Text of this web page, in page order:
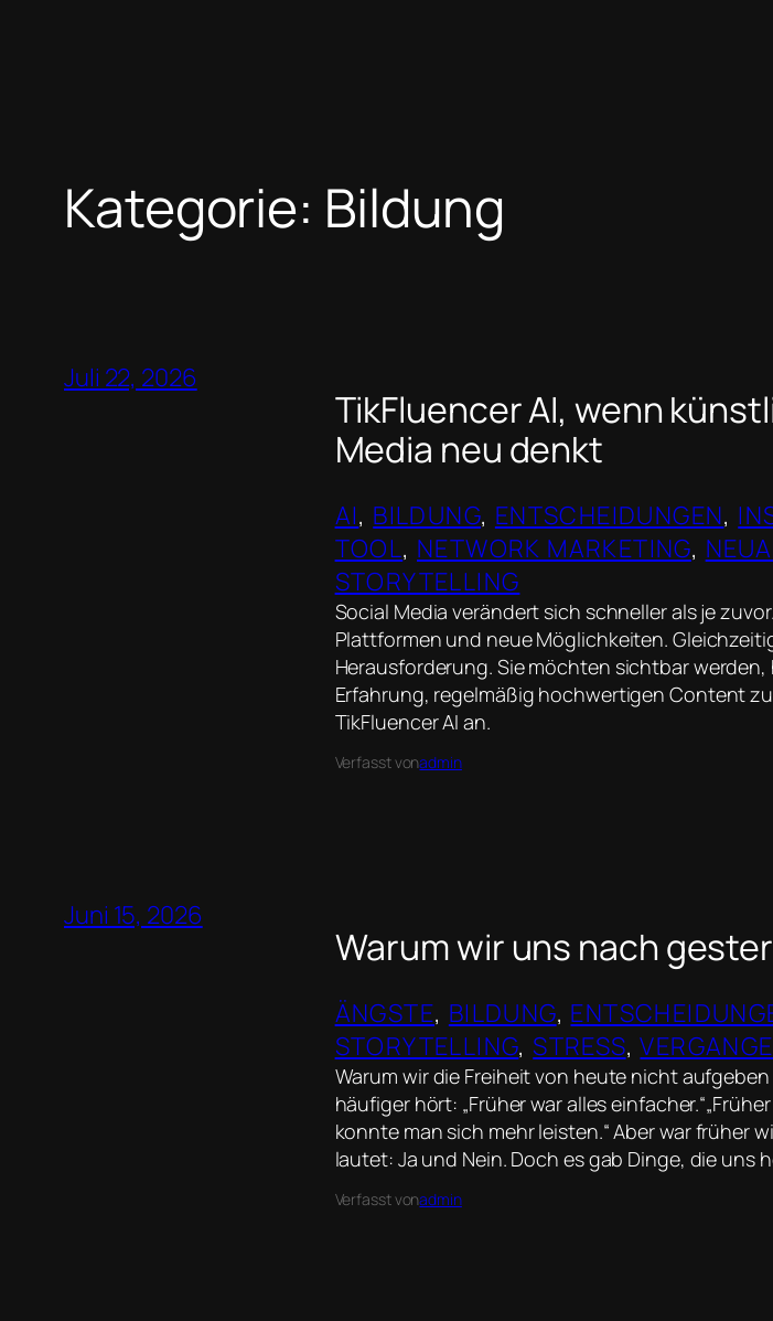
Kategorie: Bildung
Juli 22, 2026
TikFluencer AI, wenn
Media neu denkt
AI, BILDUNG, ENTSCHEIDUNGEN,
TOOL, NETWORK MARKETING,
STORYTELLING
Social Media verändert sich schneller als je
Plattformen und neue Möglichkeiten.
Herausforderung. Sie möchten sichtbar
Erfahrung, regelmäßig hochwertigen Content
TikFluencer AI an.
Verfasst vonadmin
Juni 15, 2026
Warum wir uns nach
ÄNGSTE, BILDUNG,
STORYTELLING, STRESS,
Warum wir die Freiheit von heute nicht
häufiger hört: „Früher war alles
konnte man sich mehr leisten.“ Aber war früher
lautet: Ja und Nein. Doch es gab Dinge, die uns
Verfasst vonadmin